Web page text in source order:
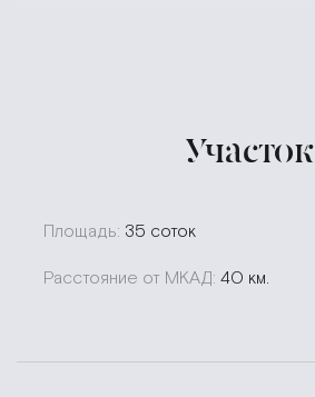
Участок
Площадь: 35 соток
Расстояние от МКАД: 40 км.